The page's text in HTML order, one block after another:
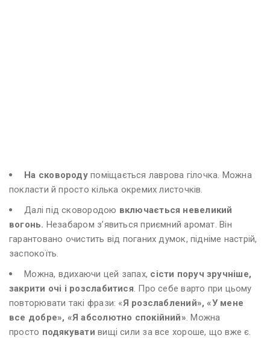
На сковородупоміщається лаврова гілочка. Можна
покласти й просто кілька окремих листочків.
Далі під сковородою включається невеликий
вогонь. Незабаром з’явиться приємний аромат. Він
гарантовано очистить від поганих думок, підніме настрій,
заспокоїть.
Можна, вдихаючи цей запах, сісти поруч зручніше,
закрити очі і розслабитися. Про себе варто при цьому
повторювати такі фрази: «Я розслаблений», «У мене
все добре», «Я абсолютно спокійний». Можна
просто подякувати вищі сили за все хороше, що вже є.